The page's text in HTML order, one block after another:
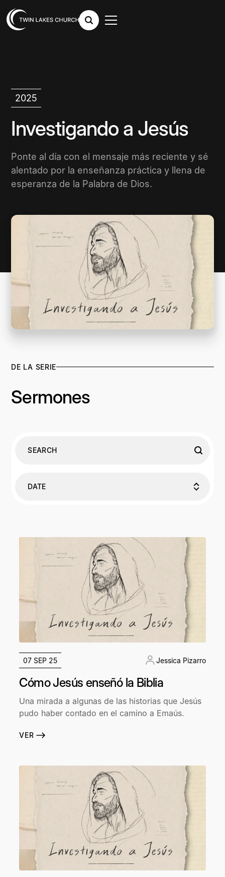
2025
Investigando a Jesús
Ponte al día con el mensaje más reciente y sé
alentado por la enseñanza práctica y llena de
esperanza de la Palabra de Dios.
DE LA SERIE
Sermones
DATE
07 SEP 25 Jessica Pizarro
Cómo Jesús enseñó la Biblia
Una mirada a algunas de las historias que Jesús
pudo haber contado en el camino a Emaús.
VER